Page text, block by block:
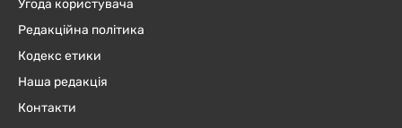
Угода користувача
Редакційна політика
Кодекс етики
Наша редакція
Контакти